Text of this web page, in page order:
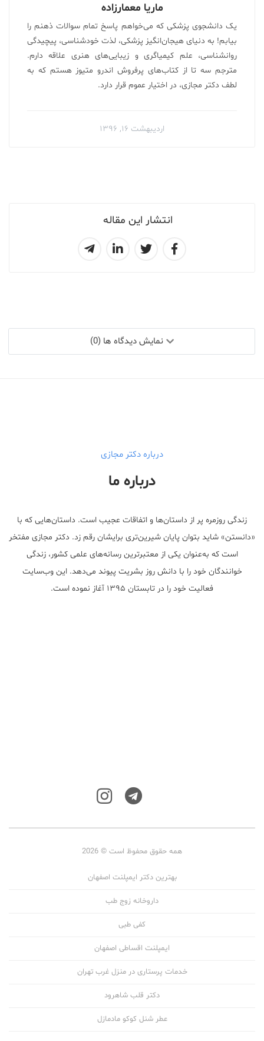
انتشار این مقاله
ماریا معمارزاده
یک دانشجوی پزشکی که می‌خواهم پاسخ تمام سوالات ذهنم را
بیابم! به دنیای هیجان‌انگیز پزشکی، لذت خودشناسی، پیچیدگی
روانشناسی، علم کیمیاگری و زیبایی‌های هنری علاقه دارم.
مترجم سه تا از کتاب‌های پرفروش اندرو متیوز هستم که به
لطف دکتر مجازی، در اختیار عموم قرار دارد.
اردیبهشت ۱۶, ۱۳۹۶
نمایش دیدگاه ها (0)
درباره دکتر مجازی
درباره ما
زندگی روزمره پر از داستان‌ها و اتفاقات عجیب است. داستان‌هایی که با
«دانستن» شاید بتوان پایان شیرین‌تری برایشان رقم زد. دکتر مجازی مفتخر
است که به‌عنوان یکی از معتبر‌ترین رسانه‌های علمی کشور، زندگی
خوانندگان خود را با دانش روز بشریت پیوند می‌دهد. این وب‌سایت
فعالیت خود را در تابستان ۱۳۹۵ آغاز نموده است.
همه حقوق محفوظ است © 2026
بهترین دکتر ایمپلنت اصفهان
داروخانه زوج طب
کفی طبی
ایمپلنت اقساطی اصفهان
خدمات پرستاری در منزل غرب تهران
دکتر قلب شاهرود
عطر شنل کوکو مادمازل